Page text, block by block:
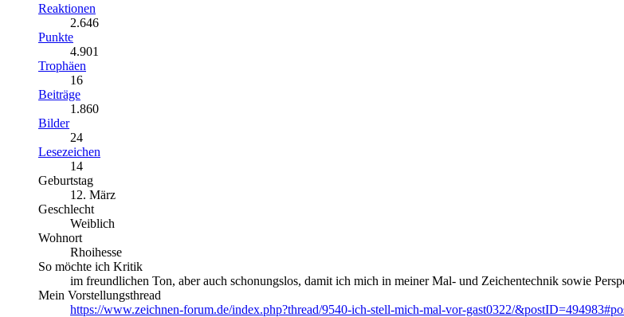
Reaktionen
2.646
Punkte
4.901
Trophäen
16
Beiträge
1.860
Bilder
24
Lesezeichen
14
Geburtstag
12. März
Geschlecht
Weiblich
Wohnort
Rhoihesse
So möchte ich Kritik
im freundlichen Ton, aber auch schonungslos, damit ich mich in meiner Mal- und Zeichentechnik sowie
Mein Vorstellungsthread
https://www.zeichnen-forum.de/index.php?thread/9540-ich-stell-mich-mal-vor-gast0322/